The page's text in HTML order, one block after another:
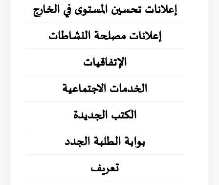
إعلانات تحسين المستوى في الخارج
إعلانات مصلحة النشاطات
الإتفاقيات
الخدمات الاجتماعية
الكتب الجديدة
بوابة الطلبة الجدد
تعريف